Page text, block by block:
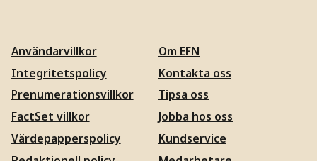
Användarvillkor
Integritetspolicy
Prenumerationsvillkor
FactSet villkor
Värdepapperspolicy
Om EFN
Kontakta oss
Tipsa oss
Jobba hos oss
Kundservice